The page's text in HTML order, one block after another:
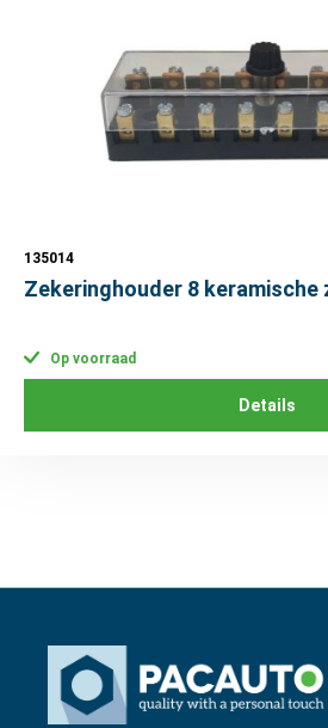
135014
Zekeringhouder 8 keramische
Op voorraad
Details